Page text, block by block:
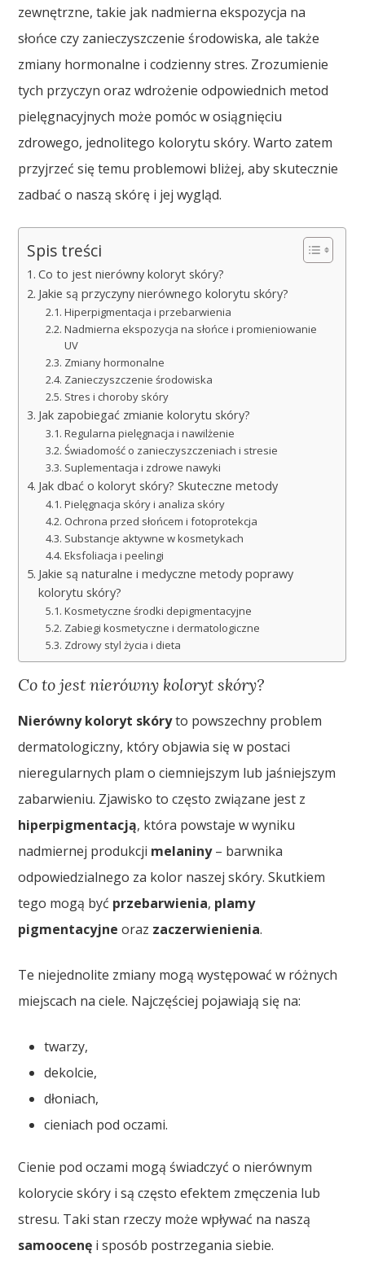
zewnętrzne, takie jak nadmierna ekspozycja na
słońce czy zanieczyszczenie środowiska, ale także
zmiany hormonalne i codzienny stres. Zrozumienie
tych przyczyn oraz wdrożenie odpowiednich metod
pielęgnacyjnych może pomóc w osiągnięciu
zdrowego, jednolitego kolorytu skóry. Warto zatem
przyjrzeć się temu problemowi bliżej, aby skutecznie
zadbać o naszą skórę i jej wygląd.
Spis treści
Co to jest nierówny koloryt skóry?
Jakie są przyczyny nierównego kolorytu skóry?
Hiperpigmentacja i przebarwienia
Nadmierna ekspozycja na słońce i promieniowanie
UV
Zmiany hormonalne
Zanieczyszczenie środowiska
Stres i choroby skóry
Jak zapobiegać zmianie kolorytu skóry?
Regularna pielęgnacja i nawilżenie
Świadomość o zanieczyszczeniach i stresie
Suplementacja i zdrowe nawyki
Jak dbać o koloryt skóry? Skuteczne metody
Pielęgnacja skóry i analiza skóry
Ochrona przed słońcem i fotoprotekcja
Substancje aktywne w kosmetykach
Eksfoliacja i peelingi
Jakie są naturalne i medyczne metody poprawy
kolorytu skóry?
Kosmetyczne środki depigmentacyjne
Zabiegi kosmetyczne i dermatologiczne
Zdrowy styl życia i dieta
Co to jest nierówny koloryt skóry?
Nierówny koloryt skóryto powszechny problem
dermatologiczny, który objawia się w postaci
nieregularnych plam o ciemniejszym lub jaśniejszym
zabarwieniu. Zjawisko to często związane jest z
hiperpigmentacją, która powstaje w wyniku
nadmiernej produkcji melaniny– barwnika
odpowiedzialnego za kolor naszej skóry. Skutkiem
tego mogą być przebarwienia, plamy
pigmentacyjne oraz zaczerwienienia.
Te niejednolite zmiany mogą występować w różnych
miejscach na ciele. Najczęściej pojawiają się na:
twarzy,
dekolcie,
dłoniach,
cieniach pod oczami.
Cienie pod oczami mogą świadczyć o nierównym
kolorycie skóry i są często efektem zmęczenia lub
stresu. Taki stan rzeczy może wpływać na naszą
samoocenę i sposób postrzegania siebie.